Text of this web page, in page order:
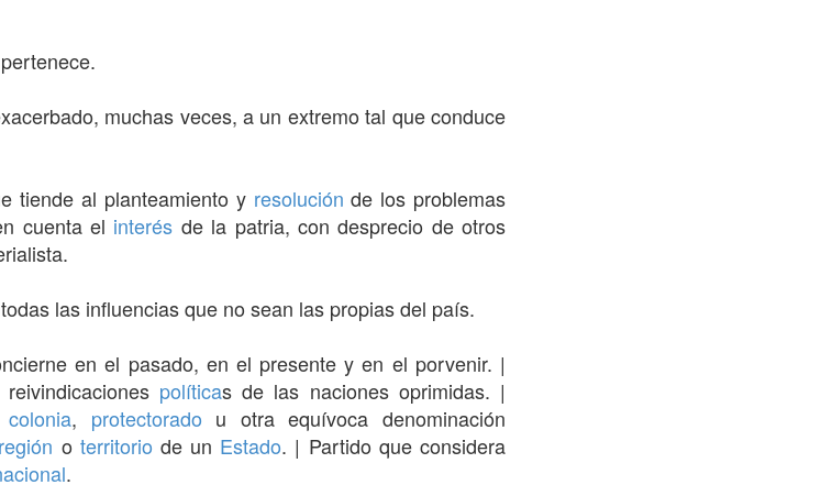
muchas veces, a un extremo tal que conduce
tiende al planteamiento y resolución de los problemas
cuenta el interés de la patria, con desprecio de otros
las influencias que no sean las propias del país.
en el pasado, en el presente y en el porvenir. |
políticas de las naciones oprimidas. |
colonia, protectorado u otra equívoca denominación
región o territorio de un Estado. | Partido que considera
.